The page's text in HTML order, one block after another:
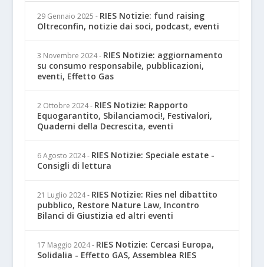
29 Gennaio 2025 - RIES Notizie: fund raising
Oltreconfin, notizie dai soci, podcast, eventi
3 Novembre 2024 - RIES Notizie: aggiornamento
su consumo responsabile, pubblicazioni,
eventi, Effetto Gas
2 Ottobre 2024 - RIES Notizie: Rapporto
Equogarantito, Sbilanciamoci!, Festivalori,
Quaderni della Decrescita, eventi
6 Agosto 2024 - RIES Notizie: Speciale estate -
Consigli di lettura
21 Luglio 2024 - RIES Notizie: Ries nel dibattito
pubblico, Restore Nature Law, Incontro
Bilanci di Giustizia ed altri eventi
17 Maggio 2024 - RIES Notizie: Cercasi Europa,
Solidalia - Effetto GAS, Assemblea RIES